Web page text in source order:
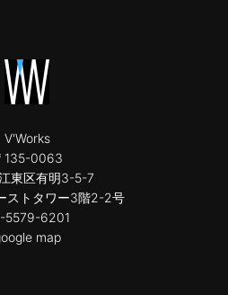
V'Works
135-0063
東区有明3-5-7
ストタワー3階2-2号
5579-6201
map